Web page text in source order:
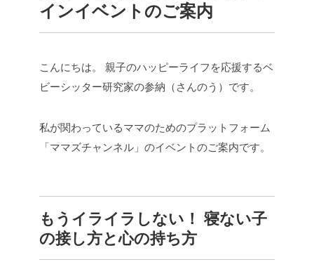
インイベントのご案内
こんにちは。
親子のハッピーライフを応援するベ
ビーシッター研究家の参納（さんのう）です。
私が関わっているママのためのプラットフォーム
「ママズチャンネル」のイベントのご案内です。
もうイライラしない！ 寝ない子
の接し方と心の持ち方